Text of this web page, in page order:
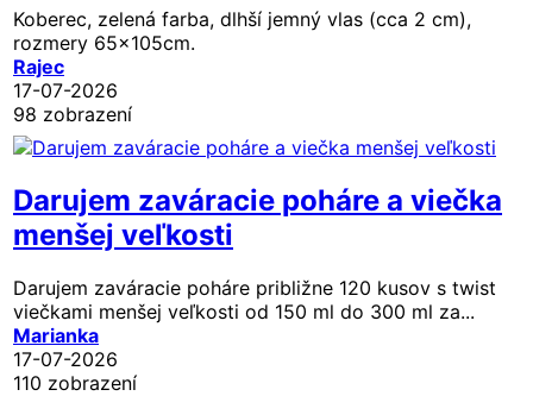
Koberec, zelená farba, dlhší jemný vlas (cca 2 cm),
rozmery 65x105cm.
Rajec
17-07-2026
98 zobrazení
Darujem zaváracie poháre a viečka
menšej veľkosti
Darujem zaváracie poháre približne 120 kusov s twist
viečkami menšej veľkosti od 150 ml do 300 ml za...
Marianka
17-07-2026
110 zobrazení